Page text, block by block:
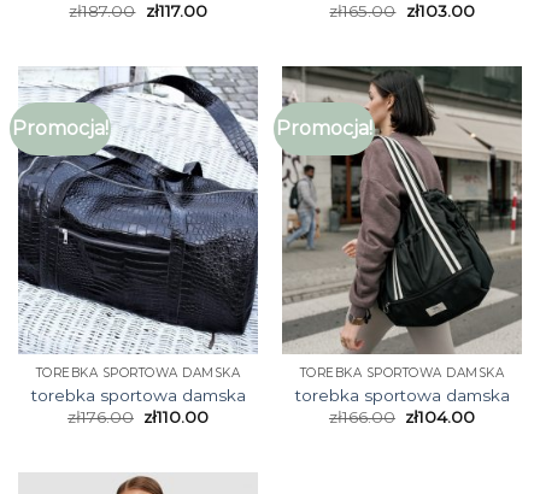
zł187.00 zł117.00
zł165.00 zł103.00
Promocja!
TOREBKA SPORTOWA DAMSKA
torebka sportowa damska
zł176.00 zł110.00
Promocja!
TOREBKA SPORTOWA DAMSKA
torebka sportowa damska
zł166.00 zł104.00